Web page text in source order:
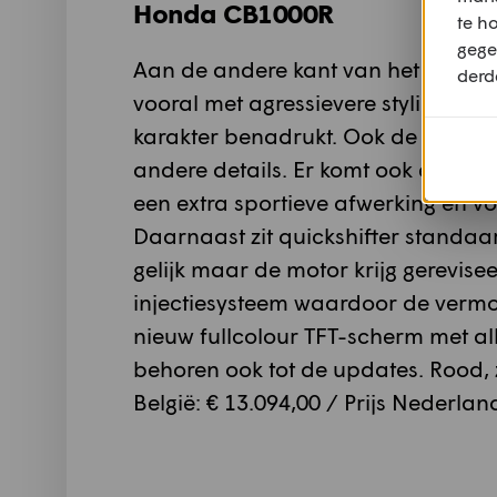
Honda CB1000R
Aan de andere kant van het
vooral met agressievere styling die
karakter benadrukt. Ook de
andere details. Er komt ook een
een extra sportieve afwerking en
Daarnaast zit quickshifter
gelijk maar de motor krijg
injectiesysteem waardoor de
nieuw fullcolour TFT-scherm met
behoren ook tot de updates.
België: € 13.094,00 / Prijs
te